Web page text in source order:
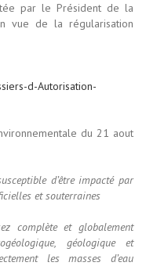
par le Président de la
vue de la régularisation
d-Autorisation-
du 21 aout
d’être impacté par
et souterraines
complète et globalement
géologique et
les masses d’eau